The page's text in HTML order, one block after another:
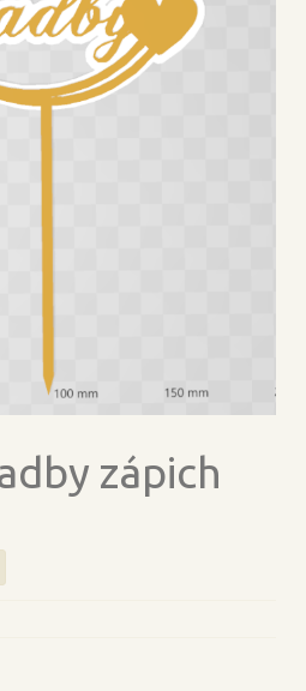
zápich